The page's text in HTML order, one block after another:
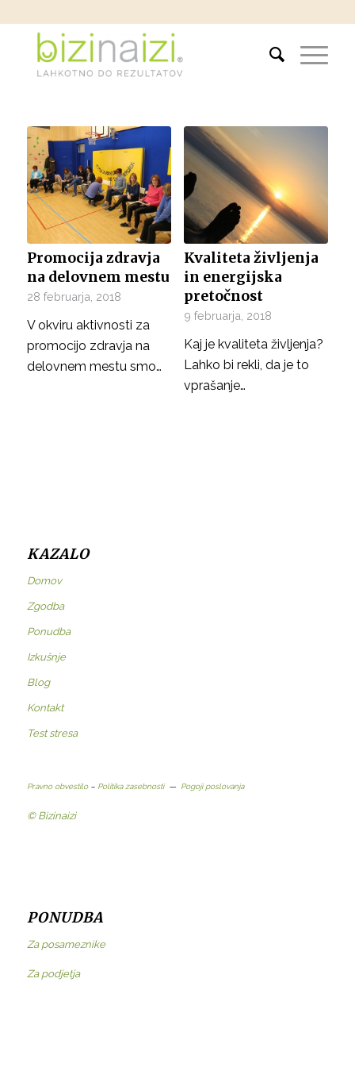
Promocija zdravja
na delovnem mestu
28 februarja, 2018
V okviru aktivnosti za
promocijo zdravja na
delovnem mestu smo…
Kvaliteta življenja
in energijska
pretočnost
9 februarja, 2018
Kaj je kvaliteta življenja?
Lahko bi rekli, da je to
vprašanje…
KAZALO
Domov
Zgodba
Ponudba
Izkušnje
Blog
Kontakt
Test stresa
Pravno obvestilo–Politika zasebnosti— Pogoji poslovanja
© Bizinaizi
PONUDBA
Za posameznike
Za podjetja